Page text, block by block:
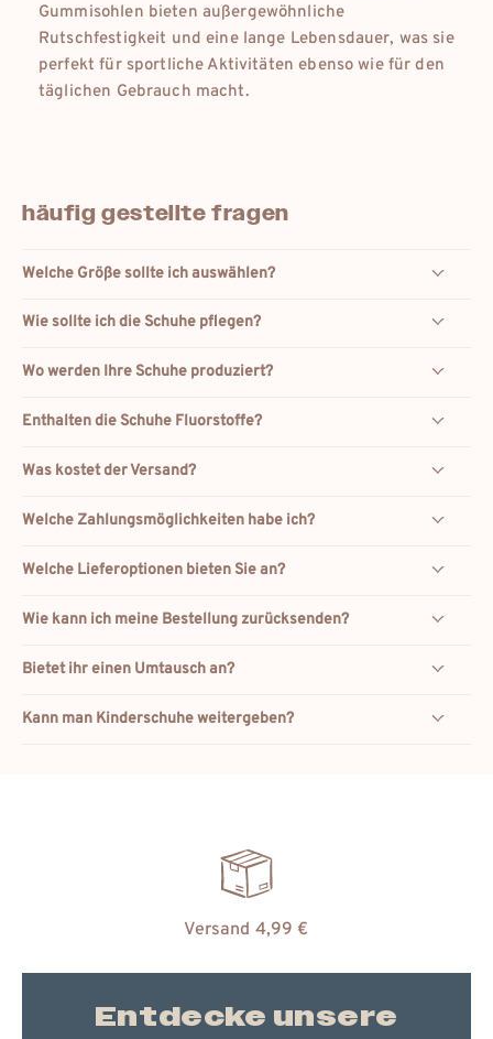
Gummisohlen bieten außergewöhnliche
Rutschfestigkeit und eine lange Lebensdauer, was sie
perfekt für sportliche Aktivitäten ebenso wie für den
täglichen Gebrauch macht.
häufig gestellte fragen
Welche Größe sollte ich auswählen?
Wie sollte ich die Schuhe pflegen?
Wo werden Ihre Schuhe produziert?
Enthalten die Schuhe Fluorstoffe?
Was kostet der Versand?
Welche Zahlungsmöglichkeiten habe ich?
Welche Lieferoptionen bieten Sie an?
Wie kann ich meine Bestellung zurücksenden?
Bietet ihr einen Umtausch an?
Kann man Kinderschuhe weitergeben?
Versand 4,99 €
Entdecke unsere